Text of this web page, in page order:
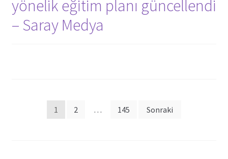
yönelik eğitim planı güncellendi
– Saray Medya
1 2 … 145 Sonraki